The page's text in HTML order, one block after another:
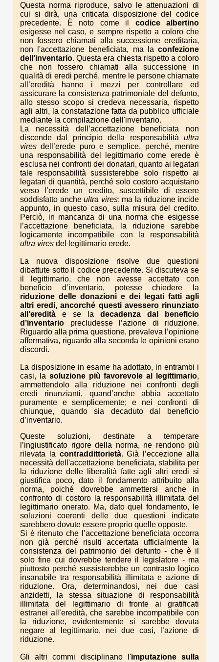
Questa norma riproduce, salvo le attenuazioni di
cui si dirà, una criticata disposizione del codice
precedente. È noto come il codice albertino
esigesse nel caso, e sempre rispetto a coloro che
non fossero chiamati alla successione ereditaria,
non l'accettazione beneficiata, ma la confezione
dell’inventario. Questa era chiesta rispetto a coloro
che non fossero chiamati alla successione in
qualità di eredi perché, mentre le persone chiamate
all’eredità hanno i mezzi per controllare ed
assicurare la consistenza patrimoniale del defunto,
allo stesso scopo si credeva necessaria, rispetto
agli altri, la constatazione fatta da pubblico ufficiale
mediante la compilazione dell'inventario.
La necessità dell’accettazione beneficiata non
discende dal principio della responsabilità ultra
vires dell’erede puro e semplice, perché, mentre
una responsabilità del legittimario come erede è
esclusa nei confronti dei donatari, quanto ai legatari
tale responsabilità sussisterebbe solo rispetto ai
legatari di quantità, perché solo costoro acquistano
verso l’erede un credito, suscettibile di essere
soddisfatto ancheultra vires: ma la riduzione incide
appunto, in questo caso, sulla misura del credito.
Perciò, in mancanza di una norma che esigesse
l’accettazione beneficiata, la riduzione sarebbe
logicamente incompatibile con la responsabilità
ultra vires del legittimario erede.
La nuova disposizione risolve due questioni
dibattute sotto il codice precedente. Si discuteva se
il legittimario, che non avesse accettato con
beneficio d’inventario, potesse chiedere la
riduzione delle donazioni e dei legati fatti agli
altri eredi, ancorché questi avessero rinunziato
all’eredità e se la decadenza dal beneficio
d’inventario precludesse l’azione di riduzione.
Riguardo alla prima questione, prevaleva l’opinione
affermativa, riguardo alla seconda le opinioni erano
discordi.
La disposizione in esame ha adottato, in entrambi i
casi, la soluzione più favorevole al legittimario,
ammettendolo alla riduzione nei confronti degli
eredi rinunzianti, quand’anche abbia accettato
puramente e semplicemente; e nei confronti di
chiunque, quando sia decaduto dal beneficio
d’inventario.
Queste soluzioni, destinate a temperare
l’ingiustificato rigore della norma, ne rendono più
rilevata la contraddittorietà. Già l’eccezione alla
necessità dell'accettazione beneficiata, stabilita per
la riduzione delle liberalità fatte agli altri eredi si
giustifica poco, dato il fondamento attribuito alla
norma, poiché dovrebbe ammettersi anche in
confronto di costoro la responsabilità illimitata del
legittimario onerato. Ma, dato quel fondamento, le
soluzioni coerenti delle due questioni indicate
sarebbero dovute essere proprio quelle opposte.
Si è ritenuto che l’accettazione beneficiata occorra
non già perché risulti accertata ufficialmente la
consistenza del patrimonio del defunto - che è il
solo fine cui dovrebbe tendere il legislatore - ma
piuttosto perché sussisterebbe un contrasto logico
insanabile tra responsabilità illimitata e azione di
riduzione. Ora, determinandosi, nei due casi
anzidetti, la stessa situazione di responsabilità
illimitata del legittimario di fronte ai gratificati
estranei all’eredità, che sarebbe incompatibile con
la riduzione, evidentemente si sarebbe dovuta
negare al legittimario, nei due casi, l’azione di
riduzione.
Gli altri commi disciplinano l'imputazione sulla